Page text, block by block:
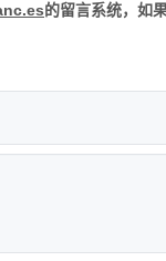
的留言系统，如